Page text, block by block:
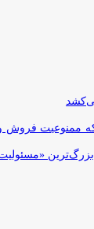
ممنوعیت فروش و